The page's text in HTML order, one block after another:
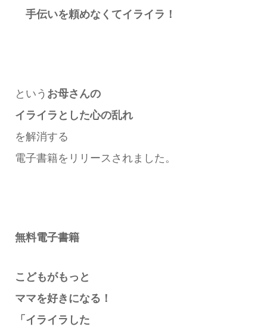
手伝いを頼めなくてイライラ！
という お母さんの
イライラとした心の乱れ
を解消する
電子書籍をリリースされました。
無料電子書籍
こどもがもっと
ママを好きになる！
「イライラした